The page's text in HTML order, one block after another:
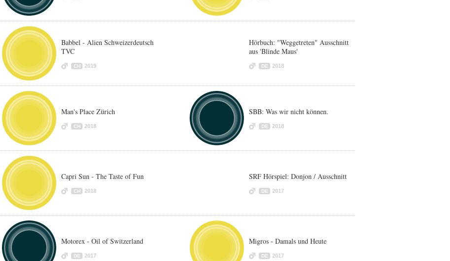
Babbel - Alien Schweizerdeutsch
TVC
CH 2019
Hörbuch: "Weggetreten" Ausschnitt
aus 'Blinde Maus'
DE 2018
Man's Place Zürich
CH 2018
SBB: Was wir nicht können.
DE 2018
Capri Sun - The Taste of Fun
CH 2018
SRF Hörspiel: Donjon / Ausschnitt
DE 2017
Motorex - Oil of Switzerland
DE 2017
Migros - Damals und Heute
DE 2017